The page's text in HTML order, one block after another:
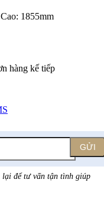
1855mm
hàng kế tiếp
GỬI
để tư vấn tận tình giúp